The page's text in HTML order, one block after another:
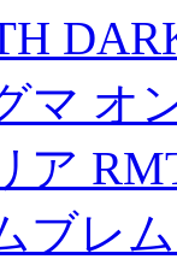
マ オ
ア
ブレ